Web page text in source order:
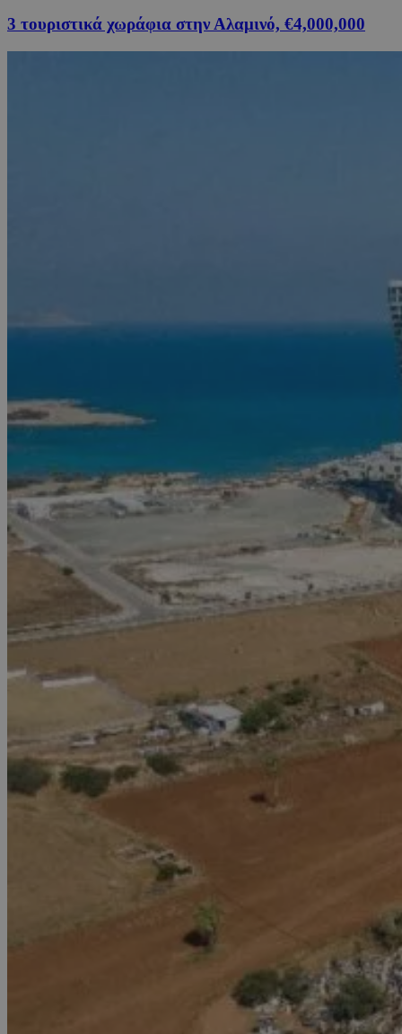
3 τουριστικά χωράφια στην Αλαμινό, €4,000,000